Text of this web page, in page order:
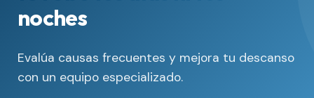
noches
Evalúa causas frecuentes y mejora tu descanso
con un equipo especializado.